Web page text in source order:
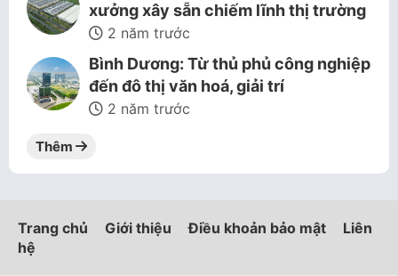
xưởng xây sẵn chiếm lĩnh thị trường
2 năm trước
Bình Dương: Từ thủ phủ công nghiệp
đến đô thị văn hoá, giải trí
2 năm trước
Thêm
Trang chủ Giới thiệu Điều khoản bảo mật
Liên
hệ